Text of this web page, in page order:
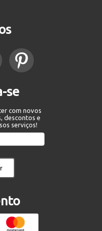
se
com novos
descontos e
serviços!